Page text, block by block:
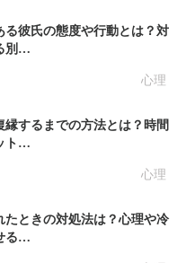
心理
る彼氏の態度や行動とは？対
別…
心理
縁するまでの方法とは？時間
ト…
たときの対処法は？心理や冷
る…